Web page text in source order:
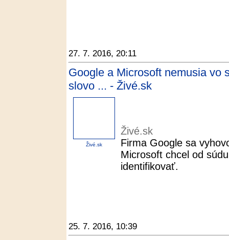
27. 7. 2016, 20:11
Google a Microsoft nemusia vo
slovo ... - Živé.sk
Živé.sk
Živé.sk
Firma Google sa
Microsoft chcel od
identifikovať.
25. 7. 2016, 10:39